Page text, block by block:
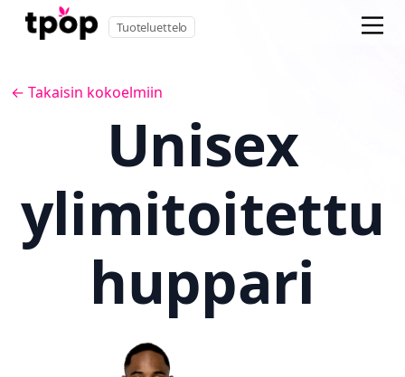
Tuoteluettelo
← Takaisin kokoelmiin
Unisex
ylimitoitettu
huppari